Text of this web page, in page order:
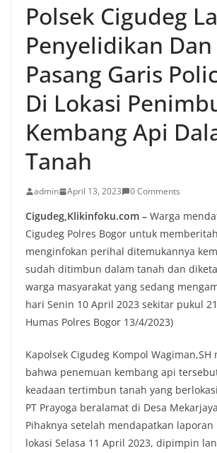
Polsek Cigudeg
Penyelidikan Dan
Pasang Garis
Di Lokasi
Kembang Api
Tanah
admin April 13, 2023 0 Comments
Cigudeg,Klikinfoku.com – Warga
Cigudeg Polres Bogor untuk
menginfokan perihal ditemukannya
sudah ditimbun dalam tanah dan
warga masyarakat yang sedang
hari Senin 10 April 2023 sekitar pukul
Humas Polres Bogor 13/4/2023)
Kapolsek Cigudeg Kompol Wagiman,SH
bahwa penemuan kembang api
keadaan tertimbun tanah yang
PT Prayoga beralamat di Desa
Pihaknya setelah mendapatkan
lokasi Selasa 11 April 2023, dipimpin